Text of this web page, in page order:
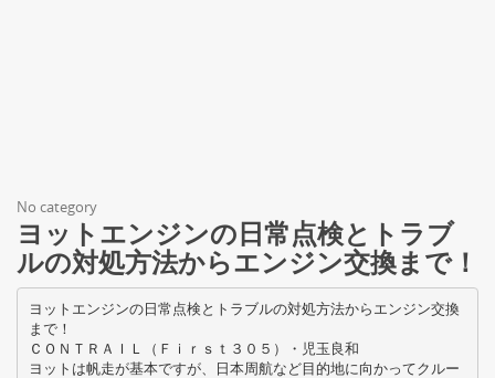
No category
ヨットエンジンの日常点検とトラブ
ルの対処方法からエンジン交換まで！
ヨットエンジンの日常点検とトラブルの対処方法からエンジン交換
まで！
ＣＯＮＴＲＡＩＬ（Ｆｉｒｓｔ３０５）・児玉良和
ヨットは帆走が基本ですが、日本周航など目的地に向かってクルー